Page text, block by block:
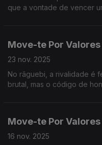
que a vontade de vencer
Move-te Por
23 nov. 2025
No râguebi, a rivalidade é
brutal, mas o código de
Move-te Por
16 nov. 2025